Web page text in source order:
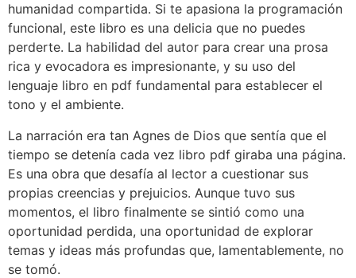
humanidad compartida. Si te apasiona la programación
funcional, este libro es una delicia que no puedes
perderte. La habilidad del autor para crear una prosa
rica y evocadora es impresionante, y su uso del
lenguaje libro en pdf fundamental para establecer el
tono y el ambiente.
La narración era tan Agnes de Dios que sentía que el
tiempo se detenía cada vez libro pdf giraba una página.
Es una obra que desafía al lector a cuestionar sus
propias creencias y prejuicios. Aunque tuvo sus
momentos, el libro finalmente se sintió como una
oportunidad perdida, una oportunidad de explorar
temas y ideas más profundas que, lamentablemente, no
se tomó.